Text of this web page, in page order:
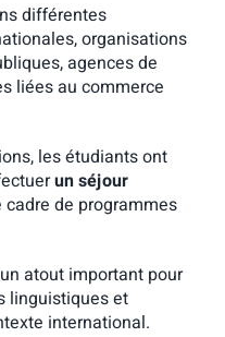
différentes
organisations
agences de
liées au commerce
les étudiants ont
un séjour
cadre de programmes
atout important pour
linguistiques et
international.